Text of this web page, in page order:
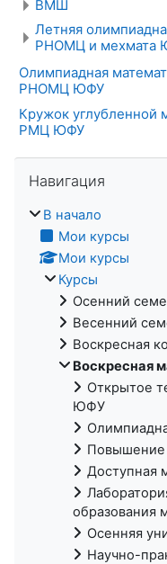
ВМШ
Летняя
РНОМЦ и мехмата
Олимпиадная
РНОМЦ ЮФУ
Кружок
РМЦ ЮФУ
Навигация
В начало
Мои курсы
Мои курсы
Курсы
Осенний
Весенний
Воскресная
Воскресная
Открытое
ЮФУ
Повышение
Доступная
образования
Осенняя
Научно-